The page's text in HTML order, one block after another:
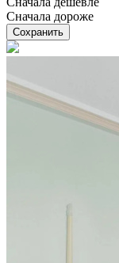
Сначала дороже
Сохранить